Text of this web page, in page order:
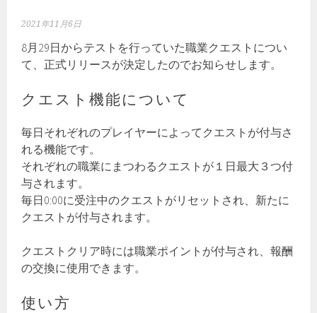
2021年11月6日
8月29日からテストを行っていた職業クエストについ
て、正式リリースが決定したのでお知らせします。
クエスト機能について
毎日それぞれのプレイヤーによってクエストが付与さ
れる機能です。
それぞれの職業にまつわるクエストが１日最大３つ付
与されます。
毎日0:00に受注中のクエストがリセットされ、新たに
クエストが付与されます。
クエストクリア時には職業ポイントが付与され、報酬
の交換に使用できます。
使い方